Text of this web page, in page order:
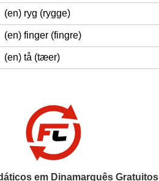
(en) ryg (rygge)
(en) finger (fingre)
(en) tå (tæer)
em Dinamarquês Gratuitos